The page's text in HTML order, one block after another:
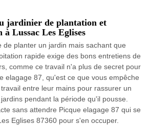
jardinier de plantation et
Lussac Les Eglises
de planter un jardin mais sachant que
rapide exige des bons entretiens de
comme ce travail n'a plus de secret pour
elagage 87, qu'est ce que vous empêche
entre leur mains pour rassurer un
pendant la période qu'il pousse.
sans attendre Picque elagage 87 qui se
Eglises 87360 pour s'en occuper.